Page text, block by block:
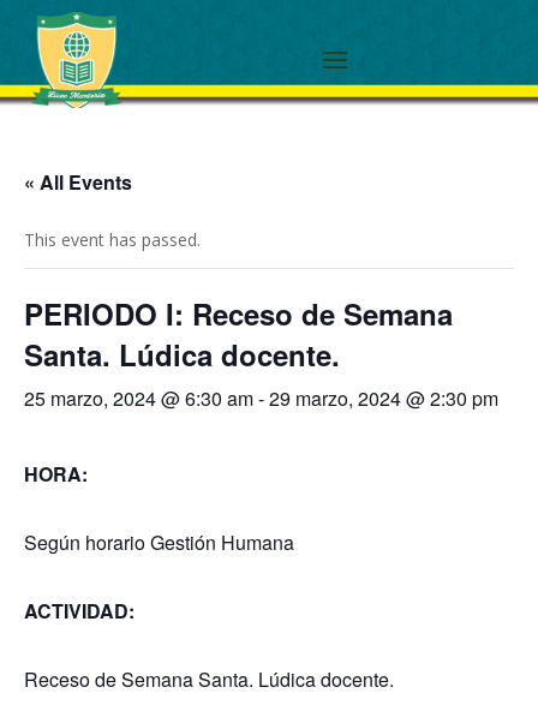
« All Events
This event has passed.
PERIODO I: Receso de Semana
Santa. Lúdica docente.
25 marzo, 2024 @ 6:30 am-29 marzo, 2024 @ 2:30 pm
HORA:
Según horario Gestión Humana
ACTIVIDAD:
Receso de Semana Santa. Lúdica docente.